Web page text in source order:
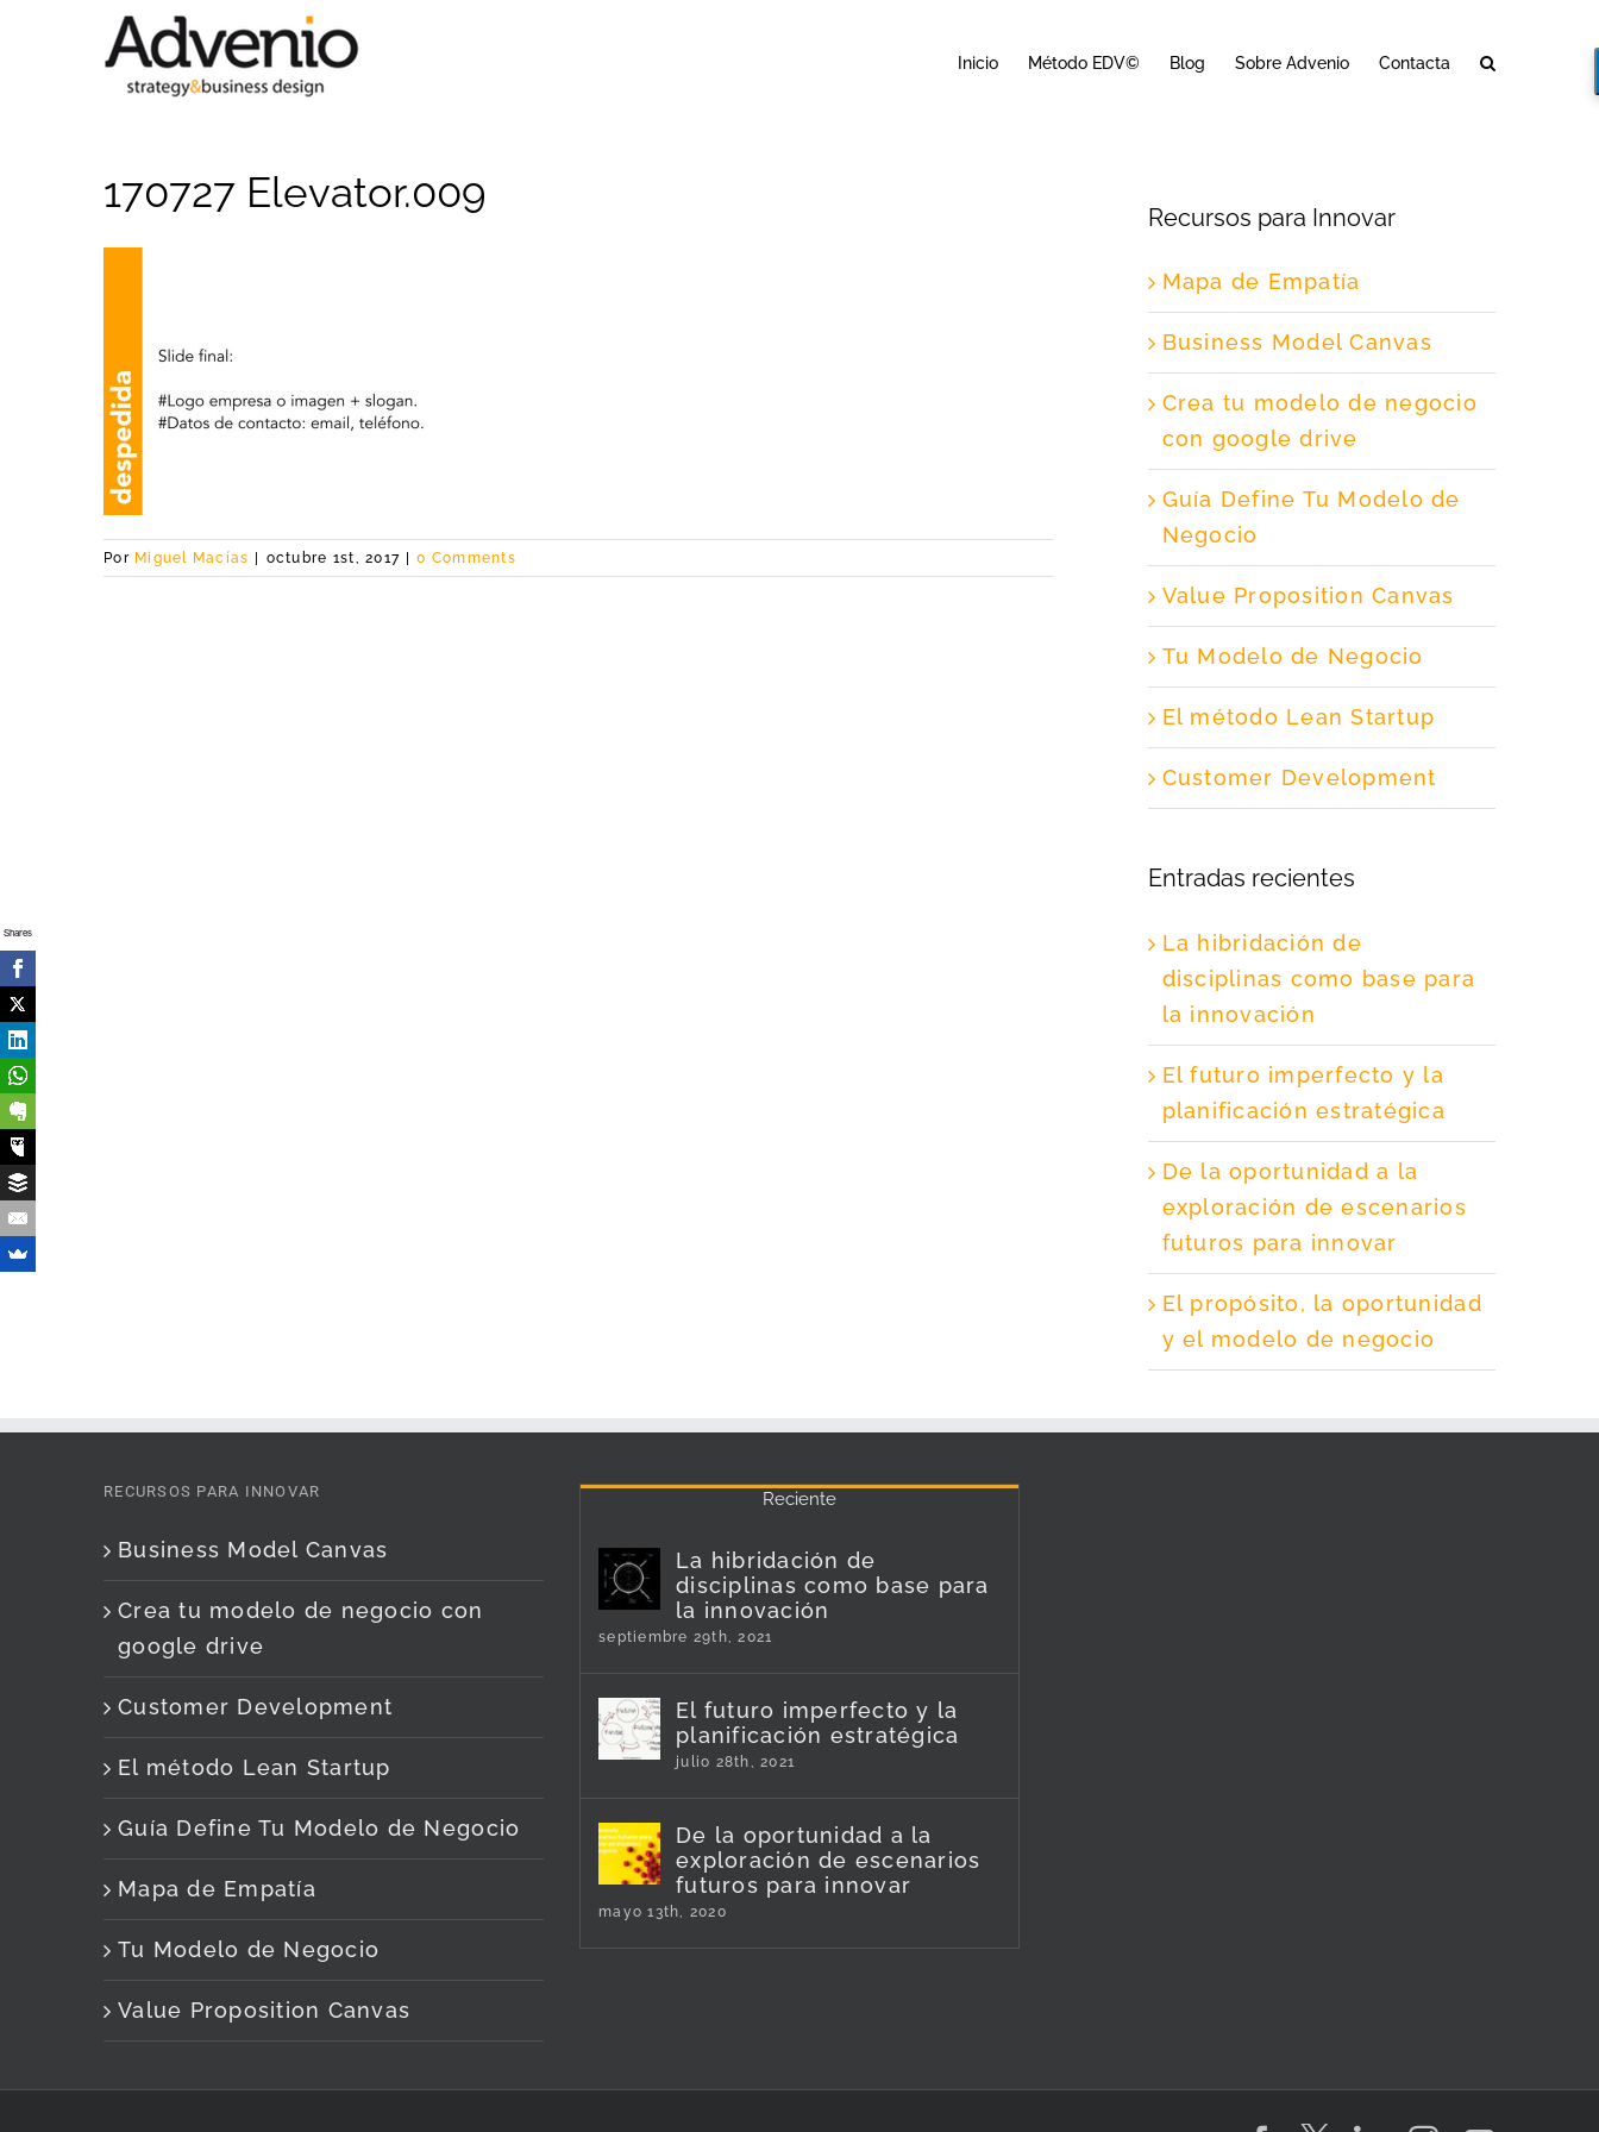
Inicio Método EDV© Blog Sobre Advenio Contacta
170727 Elevator.009
Por Miguel Macías octubre 1st, 2017 0 Comments
Recursos para Innovar
Mapa de Empatía
Business Model Canvas
Crea tu modelo de negocio
con google drive
Guía Define Tu Modelo de
Negocio
Value Proposition Canvas
Tu Modelo de Negocio
El método Lean Startup
Customer Development
Entradas recientes
La hibridación de
disciplinas como base para
la innovación
El futuro imperfecto y la
planificación estratégica
De la oportunidad a la
exploración de escenarios
futuros para innovar
El propósito, la oportunidad
y el modelo de negocio
RECURSOS PARA INNOVAR
Business Model Canvas
Crea tu modelo de negocio con
google drive
Customer Development
El método Lean Startup
Guía Define Tu Modelo de Negocio
Mapa de Empatía
Tu Modelo de Negocio
Value Proposition Canvas
Reciente
La hibridación de
disciplinas como base para
la innovación
septiembre 29th, 2021
El futuro imperfecto y la
planificación estratégica
julio 28th, 2021
De la oportunidad a la
exploración de escenarios
futuros para innovar
mayo 13th, 2020
Shares